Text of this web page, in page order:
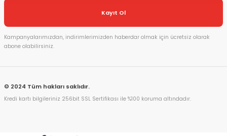
Kayıt Ol
Kampanyalarımızdan, indirimlerimizden haberdar olmak için ücretsiz olarak
abone olabilirsiniz.
© 2024 Tüm hakları saklıdır.
Kredi kartı bilgileriniz 256bit SSL Sertifikası ile %100 koruma altındadır.